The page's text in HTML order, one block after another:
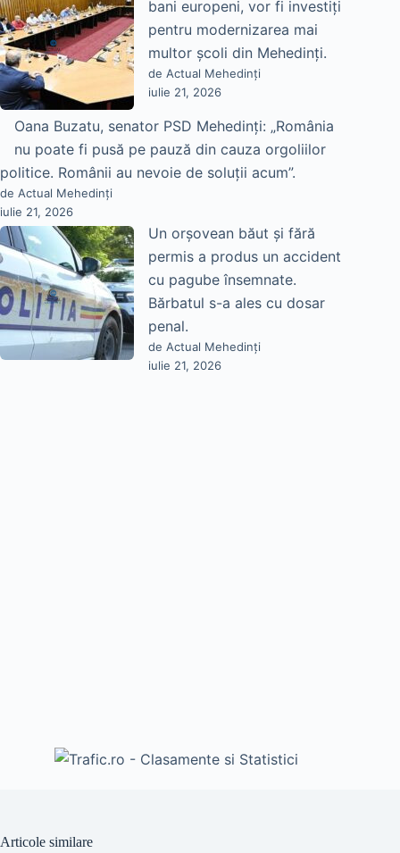
bani europeni, vor fi investiți
pentru modernizarea mai
multor școli din Mehedinți.
de Actual Mehedinți
iulie 21, 2026
Oana Buzatu, senator PSD Mehedinți: „România
nu poate fi pusă pe pauză din cauza orgoliilor
politice. Românii au nevoie de soluții acum”.
de Actual Mehedinți
iulie 21, 2026
Un orșovean băut și fără
permis a produs un accident
cu pagube însemnate.
Bărbatul s-a ales cu dosar
penal.
de Actual Mehedinți
iulie 21, 2026
Articole similare